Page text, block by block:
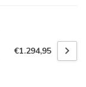
€1.294,95